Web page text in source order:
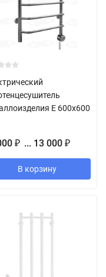
E 600х600
₽ ... 13 000 ₽
В корзину